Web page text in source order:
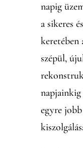
napig
a sikeres
keretében
szépül,
egyre